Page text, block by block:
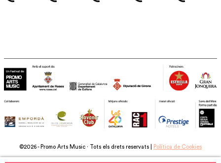
©2026 - Promo Arts Music · Tots els drets reservats | Política de Cookies
Developed by:D.disseny